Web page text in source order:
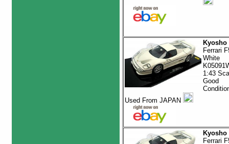
Kyosho
Ferrari
White
1:43
Good
Used From JAPAN
Kyosho
Ferrari